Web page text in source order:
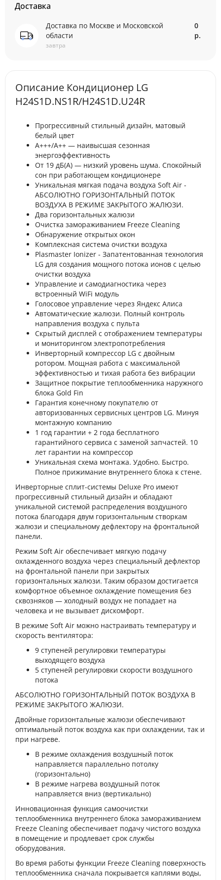
Доставка
Доставка по Москве и Московской
области
завтра
0
р.
Описание Кондиционер LG
H24S1D.NS1R/H24S1D.U24R
Прогрессивный стильный дизайн, матовый
белый цвет
A+++/A++ — наивысшая сезонная
энергоэффективность
От 19 дБ(А) — низкий уровень шума. Спокойный
сон при работающем кондиционере
Уникальная мягкая подача воздуха Soft Air -
АБСОЛЮТНО ГОРИЗОНТАЛЬНЫЙ ПОТОК
ВОЗДУХА В РЕЖИМЕ ЗАКРЫТОГО ЖАЛЮЗИ.
Два горизонтальных жалюзи
Очистка замораживанием Freeze Cleaning
Обнаружение открытых окон
Комплексная система очистки воздуха
Plasmaster Ionizer - Запатентованная технология
LG для создания мощного потока ионов с целью
очистки воздуха
Управление и самодиагностика через
встроенный WiFi модуль
Голосовое управление через Яндекс Алиса
Автоматические жалюзи. Полный контроль
направления воздуха с пульта
Скрытый дисплей с отображением температуры
и мониторингом электропотребления
Инверторный компрессор LG с двойным
ротором. Мощная работа с максимальной
эффективностью и тихая работа без вибрации
Защитное покрытие теплообменника наружного
блока Gold Fin
Гарантия конечному покупателю от
авторизованных сервисных центров LG. Минуя
монтажную компанию
1 год гарантии + 2 года бесплатного
гарантийного сервиса с заменой запчастей. 10
лет гарантии на компрессор
Уникальная схема монтажа. Удобно. Быстро.
Полное прижимание внутреннего блока к стене.
Инверторные сплит-системы Deluxe Pro имеют
прогрессивный стильный дизайн и обладают
уникальной системой распределения воздушного
потока благодаря двум горизонтальным створкам
жалюзи и специальному дефлектору на фронтальной
панели.
Режим Soft Air обеспечивает мягкую подачу
охлажденного воздуха через специальный дефлектор
на фронтальной панели при закрытых
горизонтальных жалюзи. Таким образом достигается
комфортное объемное охлаждение помещения без
сквозняков — холодный воздух не попадает на
человека и не вызывает дискомфорт.
В режиме Soft Air можно настраивать температуру и
скорость вентилятора:
9 ступеней регулировки температуры
выходящего воздуха
5 ступеней регулировки скорости воздушного
потока
АБСОЛЮТНО ГОРИЗОНТАЛЬНЫЙ ПОТОК ВОЗДУХА В
РЕЖИМЕ ЗАКРЫТОГО ЖАЛЮЗИ.
Двойные горизонтальные жалюзи обеспечивают
оптимальный поток воздуха как при охлаждении, так и
при нагреве.
В режиме охлаждения воздушный поток
направляется параллельно потолку
(горизонтально)
В режиме нагрева воздушный поток
направляется вниз (вертикально)
Инновационная функция самоочистки
теплообменника внутреннего блока замораживанием
Freeze Cleaning обеспечивает подачу чистого воздуха
в помещение и продлевает срок службы
оборудования.
Во время работы функции Freeze Cleaning поверхность
теплообменника сначала покрывается каплями воды,